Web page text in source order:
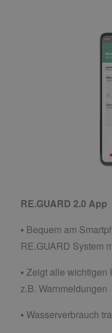
RE.GUARD 2.0 App
▪ Bequem am
RE.GUARD System
▪ Zeigt alle
z.B. Warnmeldungen
▪ Wasserverbrauch